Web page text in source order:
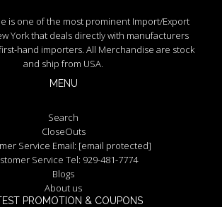
is one of the most prominent Import/Export
York that deals directly with manufacturers
hand importers. All Merchandise are stock
and ship from USA.
MENU
Search
CloseOuts
Service Email: [email protected]
Service Tel: 929-481-7774
Blogs
About us
PROMOTION & COUPONS